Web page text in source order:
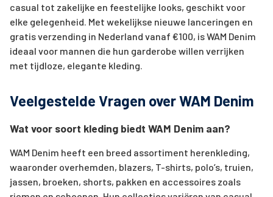
casual tot zakelijke en feestelijke looks, geschikt voor
elke gelegenheid. Met wekelijkse nieuwe lanceringen en
gratis verzending in Nederland vanaf €100, is WAM Denim
ideaal voor mannen die hun garderobe willen verrijken
met tijdloze, elegante kleding.
Veelgestelde Vragen over WAM Denim
Wat voor soort kleding biedt WAM Denim aan?
WAM Denim heeft een breed assortiment herenkleding,
waaronder overhemden, blazers, T-shirts, polo’s, truien,
jassen, broeken, shorts, pakken en accessoires zoals